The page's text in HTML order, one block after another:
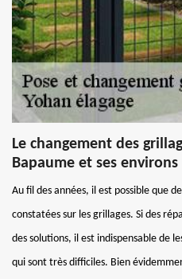
Le changement des
Bapaume et ses environs
Au fil des années, il est possible que
constatées sur les grillages. Si des
des solutions, il est indispensable de
qui sont très difficiles. Bien